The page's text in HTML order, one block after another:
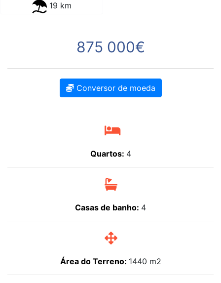
19 km
875 000€
Conversor de moeda
Quartos: 4
Casas de banho: 4
Área do Terreno: 1440 m2